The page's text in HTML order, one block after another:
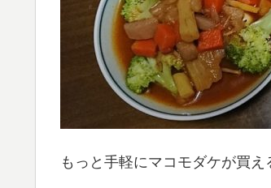
もっと手軽にマコモダケが買え